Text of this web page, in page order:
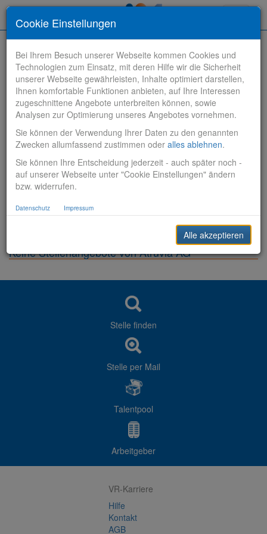
Stelle finden
Vertriebsbank
Produktionsbank
Sonstiges
Keine Stellenangebote von Atruvia AG
Stelle finden
Stelle per Mail
Talentpool
Arbeitgeber
VR-Karriere
Hilfe
Kontakt
AGB
Cookie Einstellungen
Bei Ihrem Besuch unserer Webseite kommen Cookies und
Technologien zum Einsatz, mit deren Hilfe wir die Sicherheit
unserer Webseite gewährleisten, Inhalte optimiert darstellen,
Ihnen komfortable Funktionen anbieten, auf Ihre Interessen
zugeschnittene Angebote unterbreiten können, sowie
Analysen zur Optimierung unseres Angebotes vornehmen.
Sie können der Verwendung Ihrer Daten zu den genannten
Zwecken allumfassend zustimmen oder alles ablehnen.
Sie können Ihre Entscheidung jederzeit - auch später noch -
auf unserer Webseite unter "Cookie Einstellungen" ändern
bzw. widerrufen.
Datenschutz Impressum
Alle akzeptieren